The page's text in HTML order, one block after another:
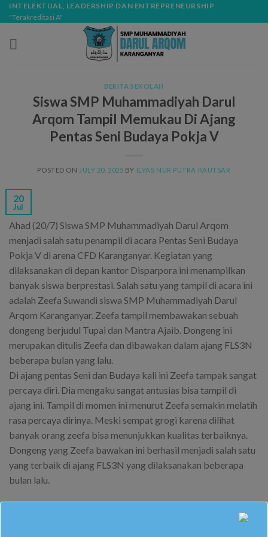
Skip
to
content
INTELEKTUAL, LEADERSHIP DAN ENTREPRENEURSHIP
"Terakreditasi A"
BERITA SEKOLAH
Siswa SMP Muhammadiyah Darul
Arqom Tampil Memukau Di Ajang
Pentas Seni Budaya Pokja V
POSTED ON JULY 20, 2025 BY ILYAS NUR PUTRA KAUTSAR
20
Jul
Ahad (20/7) Siswa SMP Muhammadiyah Darul Arqom
menjadi salah satu penampil di acara Pentas Seni Budaya
Pokja V di arena CFD Karanganyar. Kegiatan yang
dilaksanakan di depan kantor Disparpora ini menampilkan
banyak siswa berprestasi. Salah satu yang tampil di acara ini
adalah Zeefa Suwandi siswa SMP Muhammadiyah Darul
Arqom Karanganyar. Zeefa tampil membawakan sebuah
dongeng berjudul Tupai dan Mantra Ajaib. Dongeng ini
merupakan ditulis Zeefa dan dibawakan dalam ajang FLS3N
beberapa bulan yang lalu.
Di ajang pentas Seni dan Budaya kali ini Zeefa tampak sangat
percaya diri. Dia mengaku sangat antusias bisa tampil di
ajang ini. Tampil di momen ini menurut Zeefa semakin melatih
rasa percaya dirinya. Meski sempat grogi karena dilihat
banyak orang zeefa bisa menunjukkan kualitas terbaiknya.
Dongeng yang Zeefa bawakan ini berhasil menjadi salah satu
yang terbaik di ajang FLS3N yang dilaksanakan beberapa
bulan lalu.
modal-check